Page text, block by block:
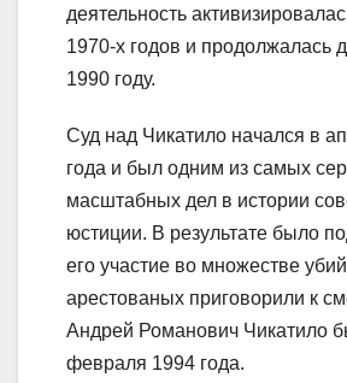
деятельность
1970-х годов и продолжалась
1990 году.
Суд над Чикатило начался в
года и был одним из самых
масштабных дел в истории
юстиции. В результате было
его участие во множестве
арестованых приговорили к
Андрей Романович Чикатило
февраля 1994 года.